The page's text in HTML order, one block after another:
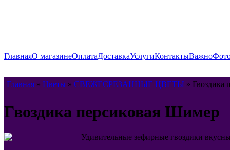
ГлавнаяО магазинеОплатаДоставкаУслугиКонтактыВажно
Главная » Цветы » СВЕЖЕСРЕЗАННЫЕ ЦВЕТЫ » Гвоздика
Гвоздика персиковая Шимер
Удивительные зефирные гвоздики